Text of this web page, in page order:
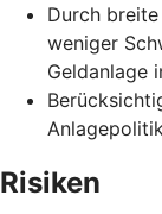
Durch
weniger
Geldanlage
Risiken